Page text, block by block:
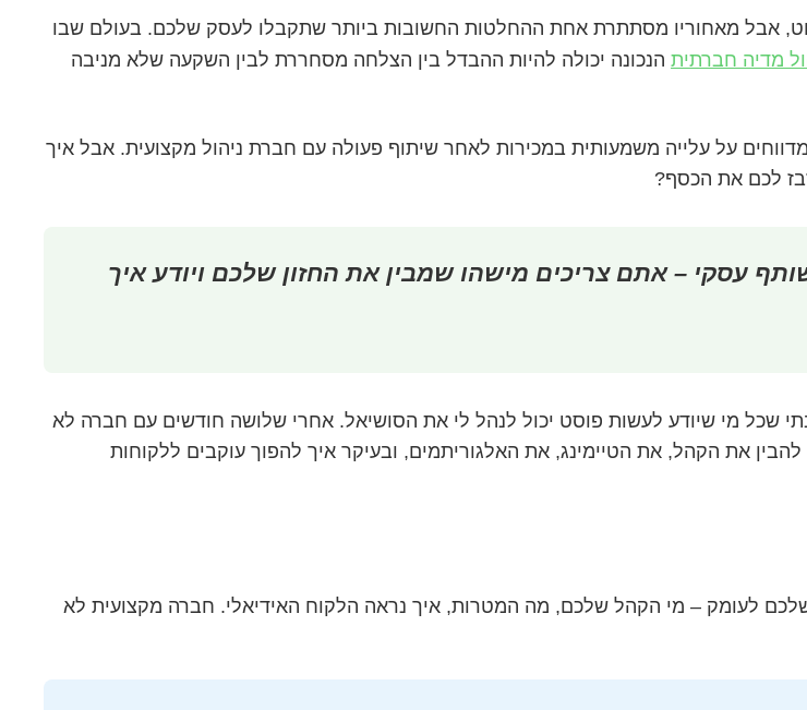
אבל מאחוריו מסתתרת אחת ההחלטות החשובות ביותר שתקבלו לעסק שלכם. בעולם שבו
מדיה חברתית הנכונה יכולה להיות ההבדל בין הצלחה מסחררת לבין השקעה שלא מניבה
מדווחים על עלייה משמעותית במכירות לאחר שיתוף פעולה עם חברת ניהול מקצועית. אבל איך
לכם את הכסף?
עסקי – אתם צריכים מישהו שמבין את החזון שלכם ויודע איך
מי שיודע לעשות פוסט יכול לנהל לי את הסושיאל. אחרי שלושה חודשים עם חברה לא
את הקהל, את הטיימינג, את האלגוריתמים, ובעיקר איך להפוך עוקבים ללקוחות
לעומק – מי הקהל שלכם, מה המטרות, איך נראה הלקוח האידיאלי. חברה מקצועית לא